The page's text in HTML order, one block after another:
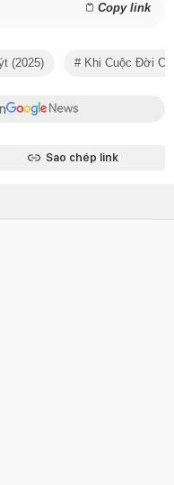
Copy link
(2025) Khi Cuộc Đời
Sao chép link